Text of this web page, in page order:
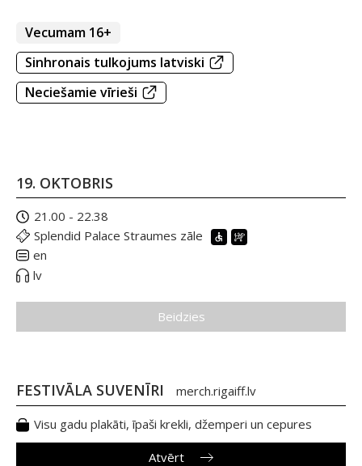
Vecumam 16+
Sinhronais tulkojums latviski
Neciešamie vīrieši
19. OKTOBRIS
21.00 - 22.38
Splendid Palace Straumes zāle
en
lv
Beidzies
FESTIVĀLA SUVENĪRI merch.rigaiff.lv
Visu gadu plakāti, īpaši krekli, džemperi un cepures
Atvērt